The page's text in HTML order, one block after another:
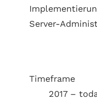
Server-
Timeframe
2017 –